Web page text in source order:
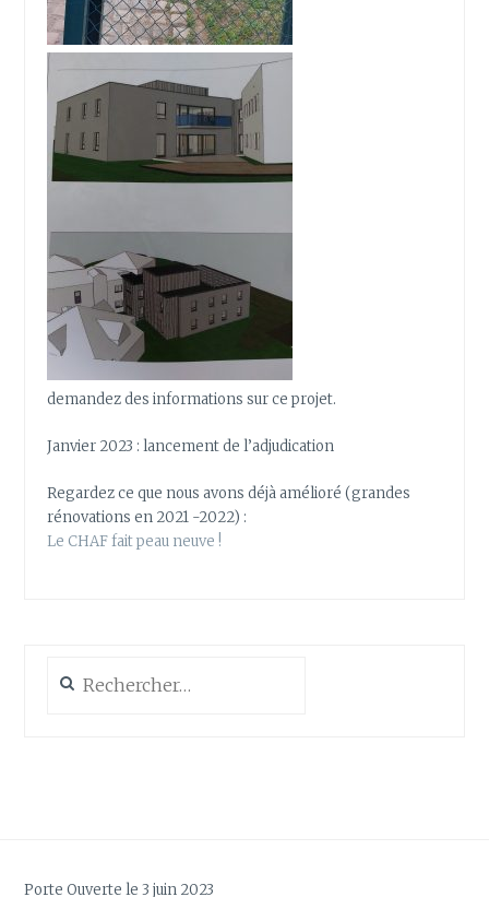
demandez des informations sur ce projet.
Janvier 2023 : lancement de l’adjudication
Regardez ce que nous avons déjà amélioré (grandes
rénovations en 2021 -2022) :
Le CHAF fait peau neuve !
Porte Ouverte le 3 juin 2023